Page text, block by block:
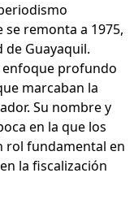
remonta a 1975,
Guayaquil.
enfoque profundo
marcaban la
Su nombre y
en la que los
rol fundamental en
la fiscalización